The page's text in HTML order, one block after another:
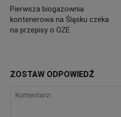
Pierwsza biogazownia
kontenerowa na Śląsku czeka
na przepisy o OZE
ZOSTAW ODPOWIEDŹ